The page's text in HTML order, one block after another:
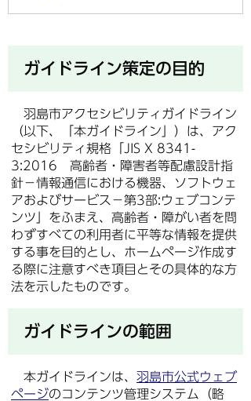
ガイドライン策定の目的
羽島市アクセシビリティガイドライン
（以下、「本ガイドライン」）は、アク
セシビリティ規格「JIS X 8341-
3:2016 高齢者・障害者等配慮設計指
針－情報通信における機器、ソフトウェ
アおよびサービス－第3部:ウェブコンテ
ンツ」をふまえ、高齢者・障がい者を問
わずすべての利用者に平等な情報を提供
する事を目的とし、ホームページ作成す
る際に注意すべき項目とその具体的な方
法を示したものです。
ガイドラインの範囲
本ガイドラインは、 羽島市公式ウェブ
ページのコンテンツ管理システム（略